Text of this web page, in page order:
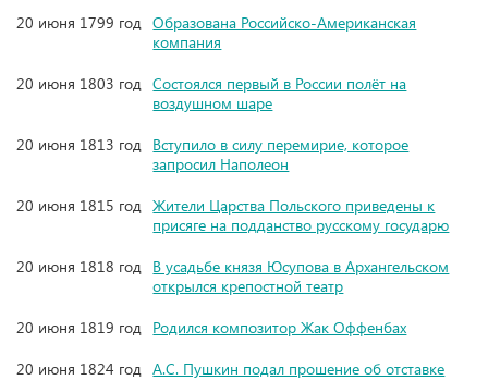
20 июня 1799 год Образована Российско-Американская
компания
20 июня 1803 год Состоялся первый в России полёт на
воздушном шаре
20 июня 1813 год Вступило в силу перемирие, которое
запросил Наполеон
20 июня 1815 год Жители Царства Польского приведены к
присяге на подданство русскому государю
20 июня 1818 год В усадьбе князя Юсупова в Архангельском
открылся крепостной театр
20 июня 1819 год Родился композитор Жак Оффенбах
20 июня 1824 год А.С. Пушкин подал прошение об отставке